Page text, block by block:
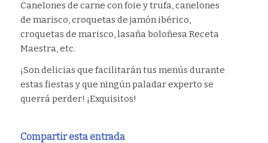
Canelones de carne con foie y trufa, canelones
de marisco, croquetas de jamón ibérico,
croquetas de marisco, lasaña boloñesa Receta
Maestra, etc.
¡Son delicias que facilitarán tus menús durante
estas fiestas y que ningún paladar experto se
querrá perder! ¡Exquisitos!
Compartir esta entrada